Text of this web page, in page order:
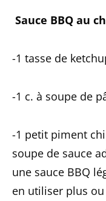
Sauce BBQ au
-1 tasse de
-1 c. à soupe de
-1 petit piment
soupe de sauce
une sauce BBQ
en utiliser plus